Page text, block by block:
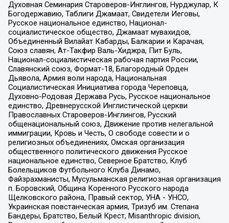
Духовная Семинария Староверов-Инглингов, Нурджулар, К
Богодержавию, Таблиги Джамаат, Свидетели Иеговы,
Русское национальное единство, Национал-
социалистическое общество, Джамаат мувахидов,
Объединенный Вилайат Кабарды, Балкарии и Карачая,
Союз славян, Ат-Такфир Валь-Хиджра, Пит Буль,
Национал-социалистическая рабочая партия России,
Славянский союз, Формат-18, Благородный Орден
Дьявола, Армия воли народа, Национальная
Социалистическая Инициатива города Череповца,
Духовно-Родовая Держава Русь, Русское национальное
единство, Древнерусской Инглистической церкви
Православных Староверов-Инглингов, Русский
общенациональный союз, Движение против нелегальной
иммиграции, Кровь и Честь, О свободе совести и о
религиозных объединениях, Омская организация
общественного политического движения Русское
национальное единство, Северное Братство, Клуб
Болельщиков Футбольного Клуба Динамо,
Файзрахманисты, Мусульманская религиозная организация
п. Боровский, Община Коренного Русского народа
Щелковского района, Правый сектор, УНА - УНСО,
Украинская повстанческая армия, Тризуб им. Степана
Бандеры, Братство, Белый Крест, Misanthropic division,